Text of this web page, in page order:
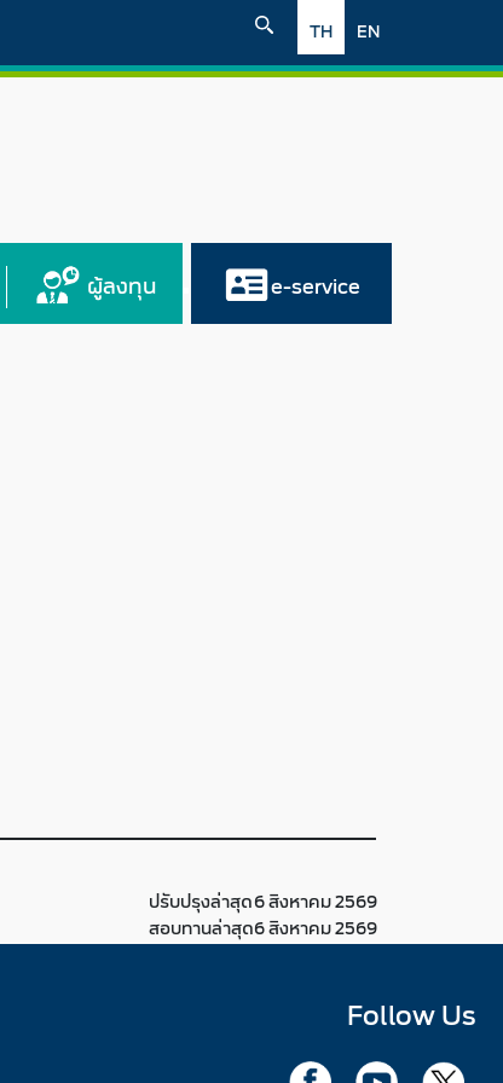
EN
TH
ผู้ลงทุน e-service
ปรับปรุงล่าสุด6 สิงหาคม 2569
สอบทานล่าสุด6 สิงหาคม 2569
Follow Us